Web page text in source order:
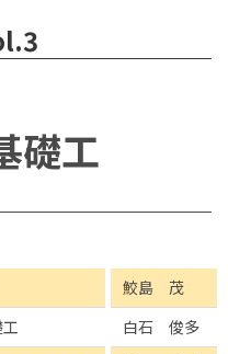
礎工
鮫島 茂
白石 俊多